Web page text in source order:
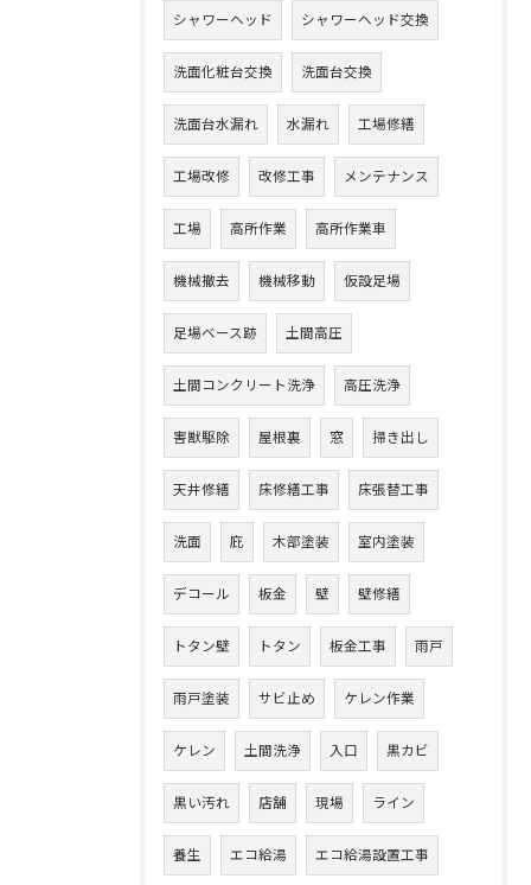
シャワーヘッド シャワーヘッド交換
洗面化粧台交換 洗面台交換
洗面台水漏れ 水漏れ 工場修繕
工場改修 改修工事 メンテナンス
工場 高所作業 高所作業車
機械撤去 機械移動 仮設足場
足場ベース跡 土間高圧
土間コンクリート洗浄 高圧洗浄
害獣駆除 屋根裏 窓 掃き出し
天井修繕 床修繕工事 床張替工事
洗面 庇 木部塗装 室内塗装
デコール 板金 壁 壁修繕
トタン壁 トタン 板金工事 雨戸
雨戸塗装 サビ止め ケレン作業
ケレン 土間洗浄 入口 黒カビ
黒い汚れ 店舗 現場 ライン
養生 エコ給湯 エコ給湯設置工事